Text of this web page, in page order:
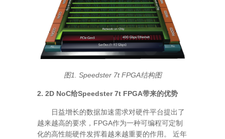
图1. Speedster 7t FPGA结构图
2. 2D NoC给Speedster 7t FPGA带来的优势
日益增长的数据加速需求对硬件平台提出了
越来越高的要求，FPGA作为一种可编程可定制
化的高性能硬件发挥着越来越重要的作用。 近年